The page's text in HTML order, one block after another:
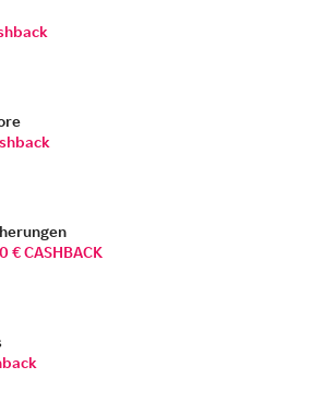
€ CASHBACK